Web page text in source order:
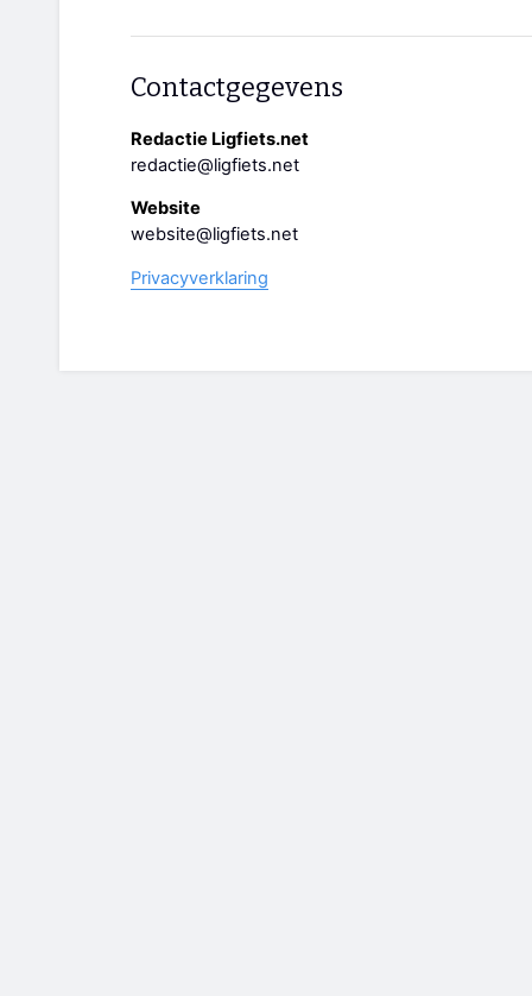
Contactgegevens
Redactie Ligfiets.net
redactie@ligfiets.net
Website
website@ligfiets.net
Privacyverklaring